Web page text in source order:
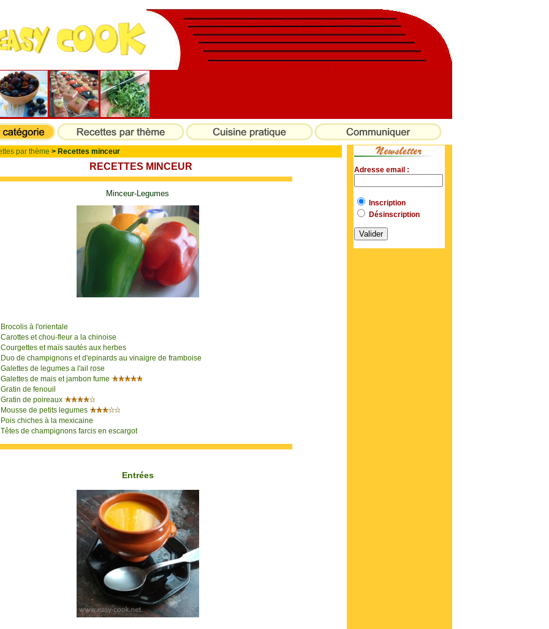
par thème > Recettes minceur
RECETTES MINCEUR
Minceur-Legumes
Brocolis à l'orientale
Carottes et chou-fleur a la chinoise
Courgettes et maïs sautés aux herbes
Duo de champignons et d'epinards au vinaigre de framboise
Galettes de legumes a l'ail rose
Galettes de mais et jambon fume
Gratin de fenouil
Gratin de poireaux
Mousse de petits legumes
Pois chiches à la mexicaine
Têtes de champignons farcis en escargot
Entrées
Adresse email :
Inscription
Désinscription